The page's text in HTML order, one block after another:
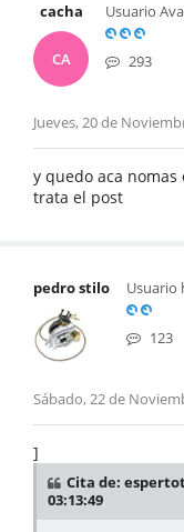
cacha
CA
Usuario
293
Jueves, 20 de
y quedo aca
trata el post
pedro stilo Usuario
123
Sábado, 22 de
]
Cita de:
03:13:49